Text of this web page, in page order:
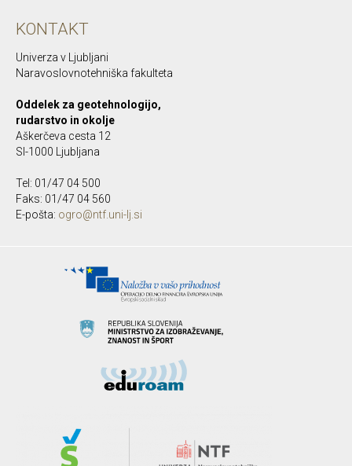
KONTAKT
Univerza v Ljubljani
Naravoslovnotehniška fakulteta
Oddelek za geotehnologijo,
rudarstvo in okolje
Aškerčeva cesta 12
SI-1000 Ljubljana
Tel: 01/47 04 500
Faks: 01/47 04 560
E-pošta: ogro@ntf.uni-lj.si